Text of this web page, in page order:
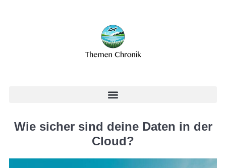
Wie sicher sind deine Daten in der
Cloud?